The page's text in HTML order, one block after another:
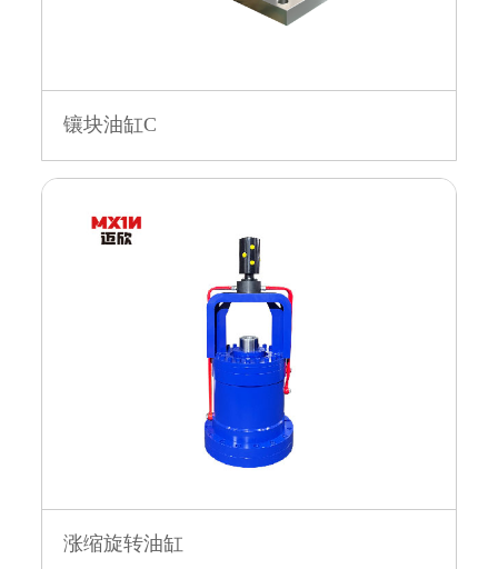
镶块油缸C
涨缩旋转油缸